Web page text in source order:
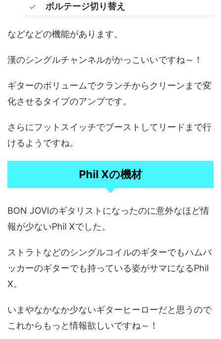
ボルテージ切り替え
などなどの機能があります。
漢のシングルチャンネルがかっこいいですね～！
ギターのボリュームでクランチからクリーンまで変
化させるタイプのアンプです。
さらにフットスイッチでブーストしてリードまで行
けるようですね。
Phil Xの機材
BON JOVIのギタリストになったのに意外なほど情
報が少ないPhil Xでした。
ストラトなどのシングルコイルのギターでもハムバ
ッカーのギターでも持っている姿がサマになるPhil
X。
いまやなかなか少ないギターヒーローだと思うので
これからもっと情報欲しいですね～！